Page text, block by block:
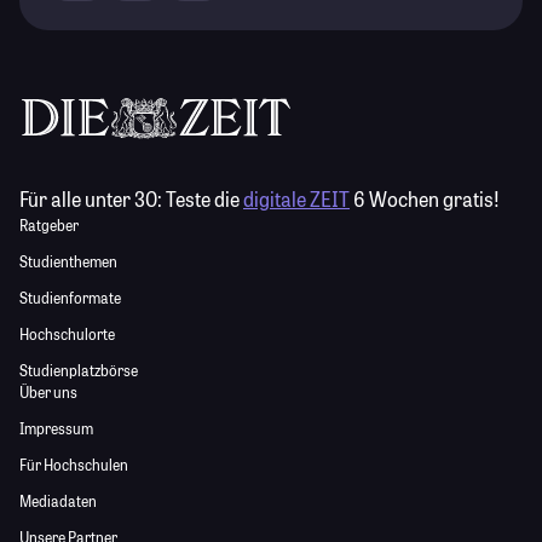
Für alle unter 30:Teste diedigitale ZEIT6 Wochen gratis!
Ratgeber
Studienthemen
Studienformate
Hochschulorte
Studienplatzbörse
Über uns
Impressum
Für Hochschulen
Mediadaten
Unsere Partner